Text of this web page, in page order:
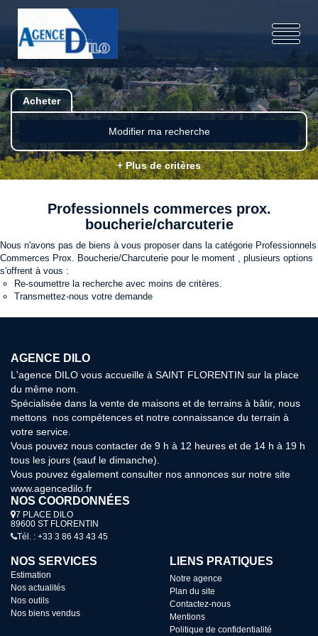
Acheter
Modifier ma recherche
+ Plus de critères
Professionnels commerces prox.
boucherie/charcuterie
Nous n'avons pas de biens à vous proposer dans la catégorie Professionnels
Commerces Prox. Boucherie/Charcuterie pour le moment , plusieurs options
s'offrent à vous :
Re-soumettre la recherche avec moins de critères.
Transmettez-nous votre demande
AGENCE DILO
L'agence DILO vous accueille à SAINT FLORENTIN sur la place
du même nom.
Spécialisée dans la vente de maisons et de terrains à bâtir, nous
mettons nos compétences et notre connaissance du terrain à
votre service.
Vous pouvez nous contacter de 9 h à 12 heures et de 14 h à 19 h
tous les jours (sauf le dimanche).
Vous pouvez également consulter nos annonces sur notre site
www.agencedilo.fr
NOS COORDONNÉES
7 PLACE DILO
89600 ST FLORENTIN
Tél. : +33 3 86 43 43 45
NOS SERVICES
Estimation
Nos actualités
Nos outils
Nos biens vendus
LIENS PRATIQUES
Notre agence
Plan du site
Contactez-nous
Mentions
Politique de confidentialité